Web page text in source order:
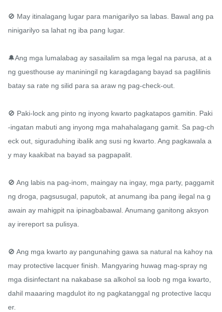
🚫 May itinalagang lugar para manigarilyo sa labas. Bawal ang pa
ninigarilyo sa lahat ng iba pang lugar.
🔔Ang mga lumalabag ay sasailalim sa mga legal na parusa, at a
ng guesthouse ay maniningil ng karagdagang bayad sa paglilinis
batay sa rate ng silid para sa araw ng pag-check-out.
🚫 Paki-lock ang pinto ng inyong kwarto pagkatapos gamitin. Paki
-ingatan mabuti ang inyong mga mahahalagang gamit. Sa pag-ch
eck out, siguraduhing ibalik ang susi ng kwarto. Ang pagkawala a
y may kaakibat na bayad sa pagpapalit.
🚫 Ang labis na pag-inom, maingay na ingay, mga party, paggamit
ng droga, pagsusugal, paputok, at anumang iba pang ilegal na g
awain ay mahigpit na ipinagbabawal. Anumang ganitong aksyon
ay irereport sa pulisya.
🚫 Ang mga kwarto ay pangunahing gawa sa natural na kahoy na
may protective lacquer finish. Mangyaring huwag mag-spray ng
mga disinfectant na nakabase sa alkohol sa loob ng mga kwarto,
dahil maaaring magdulot ito ng pagkatanggal ng protective lacqu
er.